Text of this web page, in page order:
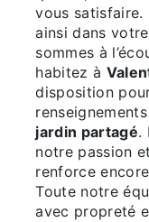
vous satisfaire.
ainsi dans
sommes à
habitez à
disposition
jardin partagé.
notre passion
renforce
Toute notre
avec propreté